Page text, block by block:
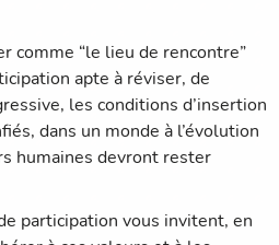
comme “le lieu de rencontre”
apte à réviser, de
les conditions d’insertion
dans un monde à l’évolution
humaines devront rester
participation vous invitent, en